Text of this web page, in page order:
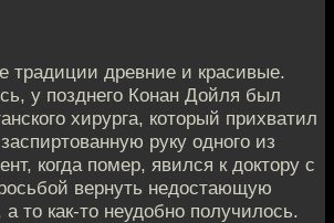
традиции древние и красивые.
у позднего Конан Дойля был
хирурга, который прихватил
руку одного из
когда помер, явился к доктору с
вернуть недостающую
а то как-то неудобно получилось.